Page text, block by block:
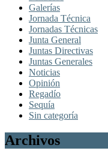
Galerías
Jornada Técnica
Jornadas Técnicas
Junta General
Juntas Directivas
Juntas Generales
Noticias
Opinión
Regadío
Sequía
Sin categoría
Archivos